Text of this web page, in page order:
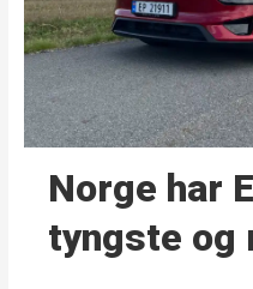
Norge har
tyngste og